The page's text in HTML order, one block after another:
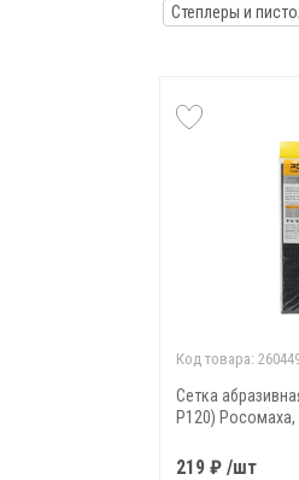
Степлеры и
Код товара:
Сетка
Р120) Росомаха,
219 ₽ /шт